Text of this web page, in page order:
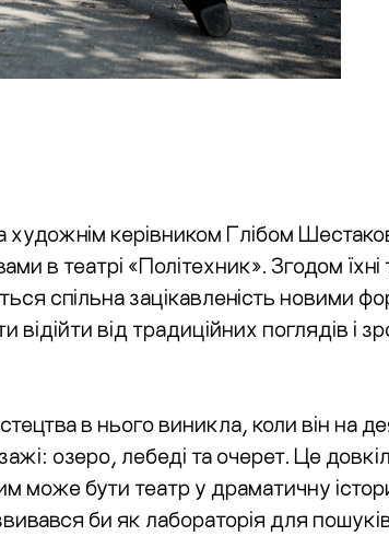
керівником Глібом
в театрі «Політехник». Згодом їхні
спільна зацікавленість новими
від традиційних поглядів і
в нього виникла, коли він на
озеро, лебеді та очерет. Це
може бути театр у драматичну
би як лабораторія для